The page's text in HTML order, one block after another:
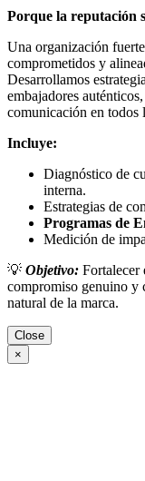
Porque la reputación
Una organización
comprometidos y
Desarrollamos
embajadores
comunicación en todos
Incluye:
Diagnóstico de
interna.
Estrategias de
Programas de
Medición de
💡 Objetivo: Fortalecer
compromiso genuino y
natural de la marca.
Close
×